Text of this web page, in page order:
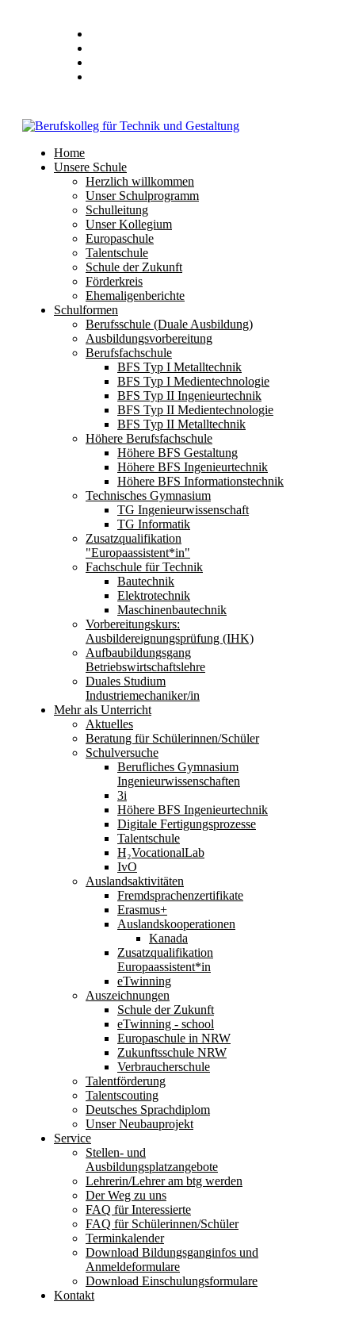
Home
Unsere Schule
Herzlich willkommen
Unser Schulprogramm
Schulleitung
Unser Kollegium
Europaschule
Talentschule
Schule der Zukunft
Förderkreis
Ehemaligenberichte
Schulformen
Berufsschule (Duale Ausbildung)
Ausbildungsvorbereitung
Berufsfachschule
BFS Typ I Metalltechnik
BFS Typ I Medientechnologie
BFS Typ II Ingenieurtechnik
BFS Typ II Medientechnologie
BFS Typ II Metalltechnik
Höhere Berufsfachschule
Höhere BFS Gestaltung
Höhere BFS Ingenieurtechnik
Höhere BFS Informationstechnik
Technisches Gymnasium
TG Ingenieurwissenschaft
TG Informatik
Zusatzqualifikation
"Europaassistent*in"
Fachschule für Technik
Bautechnik
Elektrotechnik
Maschinenbautechnik
Vorbereitungskurs:
Ausbildereignungsprüfung (IHK)
Aufbaubildungsgang
Betriebswirtschaftslehre
Duales Studium
Industriemechaniker/in
Mehr als Unterricht
Aktuelles
Beratung für Schülerinnen/Schüler
Schulversuche
Berufliches Gymnasium
Ingenieurwissenschaften
3i
Höhere BFS Ingenieurtechnik
Digitale Fertigungsprozesse
Talentschule
H₂VocationalLab
IvO
Auslandsaktivitäten
Fremdsprachenzertifikate
Erasmus+
Auslandskooperationen
Kanada
Zusatzqualifikation
Europaassistent*in
eTwinning
Auszeichnungen
Schule der Zukunft
eTwinning - school
Europaschule in NRW
Zukunftsschule NRW
Verbraucherschule
Talentförderung
Talentscouting
Deutsches Sprachdiplom
Unser Neubauprojekt
Service
Stellen- und
Ausbildungsplatzangebote
Lehrerin/Lehrer am btg werden
Der Weg zu uns
FAQ für Interessierte
FAQ für Schülerinnen/Schüler
Terminkalender
Download Bildungsganginfos und
Anmeldeformulare
Download Einschulungsformulare
Kontakt